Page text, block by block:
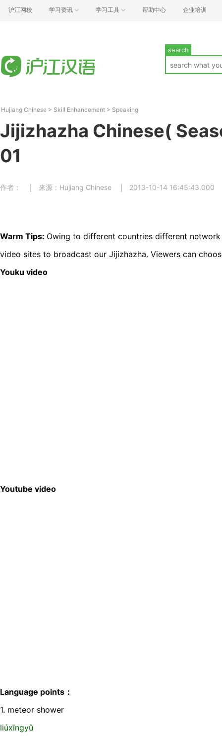
沪江网校 学习资讯 学习工具 帮助中心 企业培训
search
Hujiang Chinese > Skill Enhancement > Speaking
Jijizhazha Chinese(
01
作者： 来源：Hujiang Chinese 2013-10-14 16:45:43.000
Warm Tips: Owing to different countries different
video sites to broadcast our Jijizhazha. Viewers can
Youku video
Youtube video
Language points：
1. meteor shower
liúxīnɡyǔ